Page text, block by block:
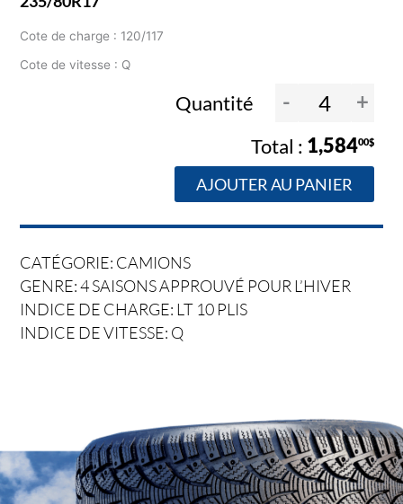
Cote de charge : 120/117
Cote de vitesse : Q
Quantité - +
1,58400$
AJOUTER AU PANIER
CATÉGORIE: CAMIONS
GENRE: 4 SAISONS APPROUVÉ POUR L’HIVER
INDICE DE CHARGE: LT 10 PLIS
INDICE DE VITESSE: Q